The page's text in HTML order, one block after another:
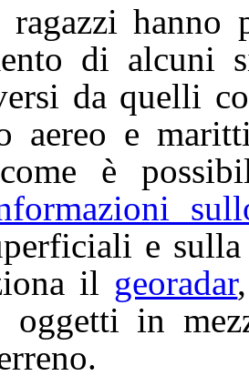
hanno
di alcuni
da quelli
aereo e
è
e
il georadar
oggetti in